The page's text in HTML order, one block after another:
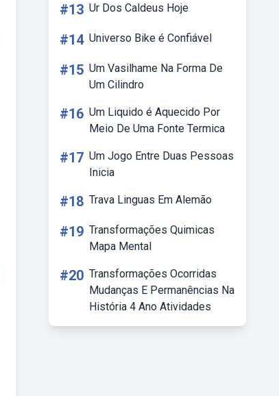
#13 Ur Dos Caldeus Hoje
#14 Universo Bike é Confiável
#15 Um Vasilhame Na Forma De
Um Cilindro
#16 Um Liquido é Aquecido Por
Meio De Uma Fonte Termica
#17 Um Jogo Entre Duas Pessoas
Inicia
#18 Trava Linguas Em Alemão
#19 Transformações Quimicas
Mapa Mental
#20 Transformações Ocorridas
Mudanças E Permanências Na
História 4 Ano Atividades